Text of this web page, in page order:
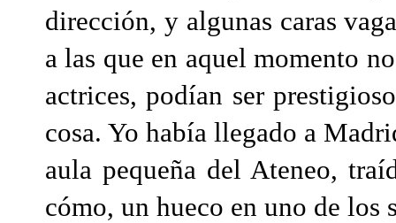
dirección, y algunas caras
a las que en aquel momento
actrices, podían ser
cosa. Yo había llegado a
aula pequeña del Ateneo,
cómo, un hueco en uno de los